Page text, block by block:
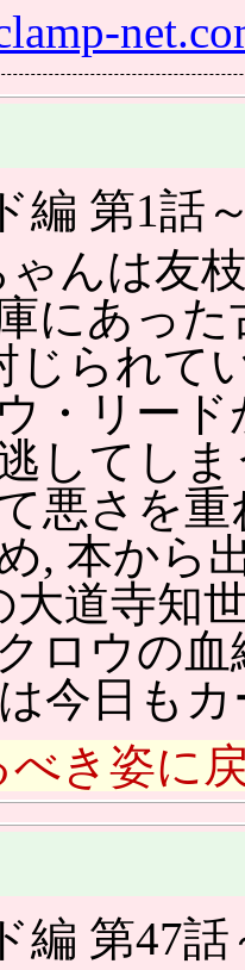
編 第1話
んは友
にあっ
じられ
・リー
てしま
悪さを
, 本から
大道寺知
ロウの
今日も
べき姿に
編 第47話